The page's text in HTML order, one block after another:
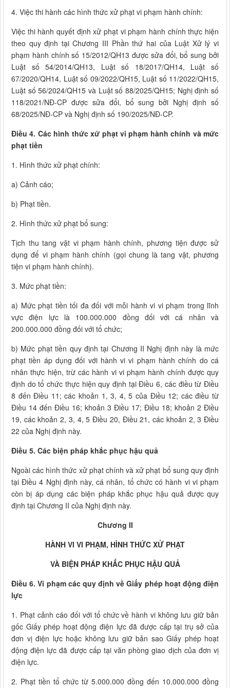
4. Việc thi hành các hình thức xử phạt vi phạm hành chính:
Việc thi hành quyết định xử phạt vi phạm hành chính thực hiện
theo quy định tại Chương III Phần thứ hai của Luật Xử lý vi
phạm hành chính số 15/2012/QH13 được sửa đổi, bổ sung bởi
Luật số 54/2014/QH13, Luật số 18/2017/QH14, Luật số
67/2020/QH14, Luật số 09/2022/QH15, Luật số 11/2022/QH15,
Luật số 56/2024/QH15 và Luật số 88/2025/QH15; Nghị định số
118/2021/NĐ-CP được sửa đổi, bổ sung bởi Nghị định số
68/2025/NĐ-CP và Nghị định số 190/2025/NĐ-CP.
Điều 4. Các hình thức xử phạt vi phạm hành chính và mức
phạt tiền
1. Hình thức xử phạt chính:
a) Cảnh cáo;
b) Phạt tiền.
2. Hình thức xử phạt bổ sung:
Tịch thu tang vật vi phạm hành chính, phương tiện được sử
dụng để vi phạm hành chính (gọi chung là tang vật, phương
tiện vi phạm hành chính).
3. Mức phạt tiền:
a) Mức phạt tiền tối đa đối với mỗi hành vi vi phạm trong lĩnh
vực điện lực là 100.000.000 đồng đối với cá nhân và
200.000.000 đồng đối với tổ chức;
b) Mức phạt tiền quy định tại Chương II Nghị định này là mức
phạt tiền áp dụng đối với hành vi vi phạm hành chính do cá
nhân thực hiện, trừ các hành vi vi phạm hành chính được quy
định do tổ chức thực hiện quy định tại Điều 6, các điều từ Điều
8 đến Điều 11; các khoản 1, 3, 4, 5 của Điều 12; các điều từ
Điều 14 đến Điều 16; khoản 3 Điều 17; Điều 18; khoản 2 Điều
19, các khoản 2, 3, 4, 5 Điều 20, Điều 21, các khoản 2, 3 Điều
22 của Nghị định này.
Điều 5. Các biện pháp khắc phục hậu quả
Ngoài các hình thức xử phạt chính và xử phạt bổ sung quy định
tại Điều 4 Nghị định này, cá nhân, tổ chức có hành vi vi phạm
còn bị áp dụng các biện pháp khắc phục hậu quả được quy
định tại Chương II của Nghị định này.
Chương II
HÀNH VI VI PHẠM, HÌNH THỨC XỬ PHẠT
VÀ BIỆN PHÁP KHẮC PHỤC HẬU QUẢ
Điều 6. Vi phạm các quy định về Giấy phép hoạt động điện
lực
1. Phạt cảnh cáo đối với tổ chức về hành vi không lưu giữ bản
gốc Giấy phép hoạt động điện lực đã được cấp tại trụ sở của
đơn vị điện lực hoặc không lưu giữ bản sao Giấy phép hoạt
động điện lực đã được cấp tại văn phòng giao dịch của đơn vị
điện lực.
2. Phạt tiền tổ chức từ 5.000.000 đồng đến 10.000.000 đồng